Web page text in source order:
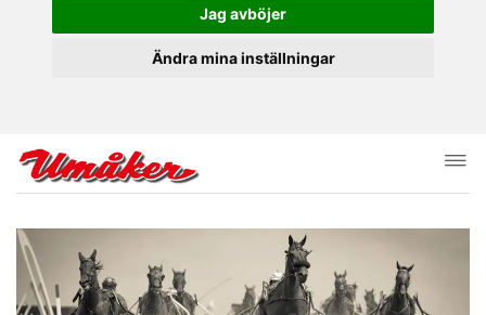
Jag avböjer
Ändra mina inställningar